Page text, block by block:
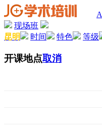
现场班
昆明
时间 特色 等级
开课地点取消